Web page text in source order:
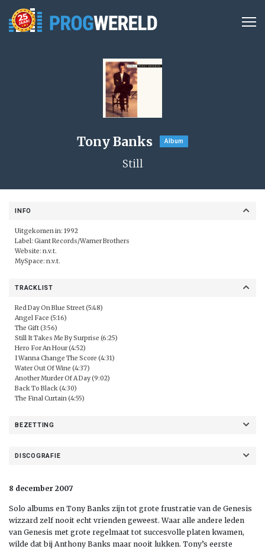
Tony Banks Album
Still
INFO
Uitgekomen in: 1992
Label: Giant Records/Warner Brothers
Website: n.v.t.
MySpace: n.v.t.
TRACKLIST
Red Day On Blue Street (5:48)
Angel Face (5:16)
The Gift (3:56)
Still It Takes Me By Surprise (6:25)
Hero For An Hour (4:52)
I Wanna Change The Score (4:31)
Water Out Of Wine (4:37)
Another Murder Of A Day (9:02)
Back To Black (4:30)
The Final Curtain (4:55)
BEZETTING
DISCOGRAFIE
8 december 2007
Solo albums en Tony Banks zijn tot grote frustratie van de Genesis
wizzard zelf nooit echt vrienden geweest. Waar alle andere leden
van Genesis met grote regelmaat tot succesvolle platen kwamen,
wilde dat bij Anthony Banks maar nooit lukken. Tony’s eerste